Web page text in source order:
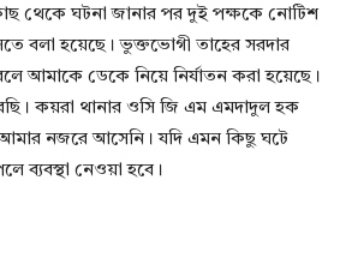
থেকে ঘটনা জানার পর দুই পক্ষকে নোটিশ
বলা হয়েছে। ভুক্তভোগী তাহের সরদার
আমাকে ডেকে নিয়ে নির্যাতন করা হয়েছে।
কয়রা থানার ওসি জি এম এমদাদুল হক
নজরে আসেনি। যদি এমন কিছু ঘটে
ব্যবস্থা নেওয়া হবে।